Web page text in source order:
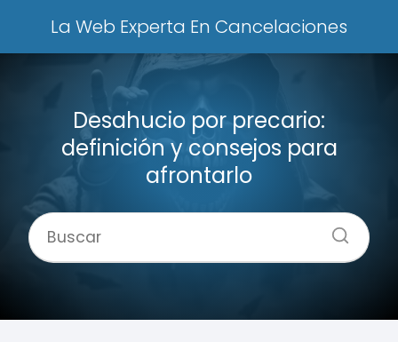
La Web Experta En Cancelaciones
Desahucio por precario:
definición y consejos para
afrontarlo